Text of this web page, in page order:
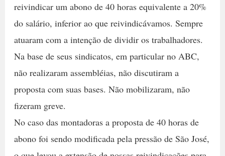
reivindicar um abono de 40 horas equivalente a 20%
do salário, inferior ao que reivindicávamos. Sempre
atuaram com a intenção de dividir os trabalhadores.
Na base de seus sindicatos, em particular no ABC,
não realizaram assembléias, não discutiram a
proposta com suas bases. Não mobilizaram, não
fizeram greve.
No caso das montadoras a proposta de 40 horas de
abono foi sendo modificada pela pressão de São José,